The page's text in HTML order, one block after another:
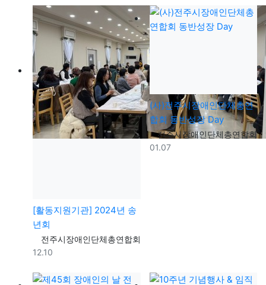
[활동지원기관] 2024년 송
년회
등록자
전주시장애인단체총연합회
등록일
12.10
(사)전주시장애인단체총연
합회 동반성장 Day
등록자
전주시장애인단체총연합회
등록일
01.07